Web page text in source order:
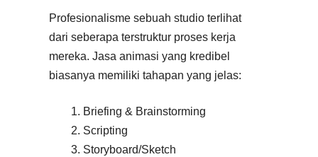
Profesionalisme sebuah studio terlihat
dari seberapa terstruktur proses kerja
mereka. Jasa animasi yang kredibel
biasanya memiliki tahapan yang jelas:
Briefing & Brainstorming
Scripting
Storyboard/Sketch